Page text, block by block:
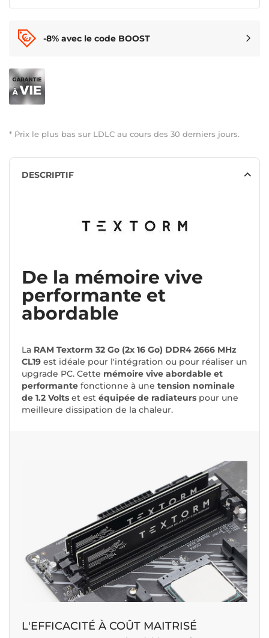
* Prix le plus bas sur LDLC au cours des 30 derniers jours.
-8% avec le code BOOST
DESCRIPTIF
De la mémoire vive
performante et
abordable
La RAM Textorm 32 Go (2x 16 Go) DDR4 2666 MHz
CL19 est idéale pour l'intégration ou pour réaliser un
upgrade PC. Cette mémoire vive abordable et
performante fonctionne à une tension nominale
de 1.2 Volts et est équipée de radiateurs pour une
meilleure dissipation de la chaleur.
L'EFFICACITÉ À COÛT MAITRISÉ